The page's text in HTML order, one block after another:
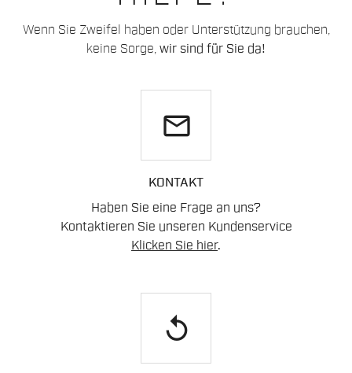
Wenn Sie Zweifel haben oder Unterstützung brauchen,
keine Sorge, wir sind für Sie da!
email
KONTAKT
Haben Sie eine Frage an uns?
Kontaktieren Sie unseren Kundenservice
Klicken Sie hier.
replay